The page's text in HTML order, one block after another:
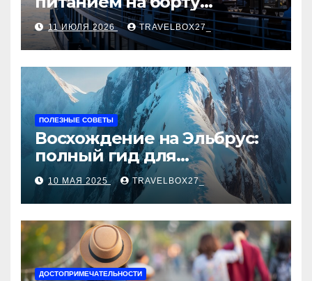
теплохода
11 ИЮЛЯ 2026 TRAVELBOX27_
ПОЛЕЗНЫЕ СОВЕТЫ
Восхождение на Эльбрус:
полный гид для
покорителя высочайшей
вершины Европы
10 МАЯ 2025 TRAVELBOX27_
ДОСТОПРИМЕЧАТЕЛЬНОСТИ